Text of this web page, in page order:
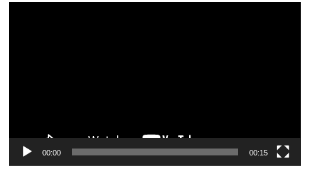
00:00 00:15